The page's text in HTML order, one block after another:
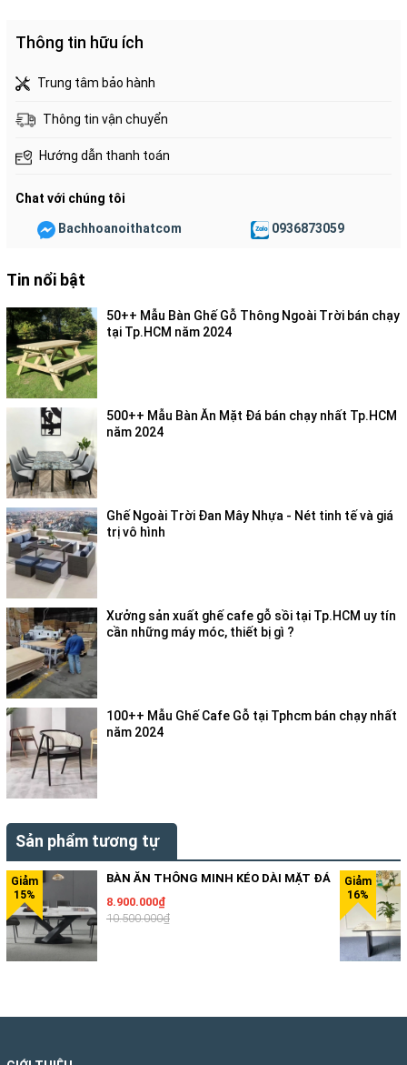
Thông tin hữu ích
Trung tâm bảo hành
Thông tin vận chuyển
Hướng dẫn thanh toán
Chat với chúng tôi
Bachhoanoithatcom 0936873059
Tin nổi bật
50++ Mẫu Bàn Ghế Gỗ Thông Ngoài Trời bán chạy
tại Tp.HCM năm 2024
500++ Mẫu Bàn Ăn Mặt Đá bán chạy nhất Tp.HCM
năm 2024
Ghế Ngoài Trời Đan Mây Nhựa - Nét tinh tế và giá
trị vô hình
Xưởng sản xuất ghế cafe gỗ sồi tại Tp.HCM uy tín
cần những máy móc, thiết bị gì ?
100++ Mẫu Ghế Cafe Gỗ tại Tphcm bán chạy nhất
năm 2024
Sản phẩm tương tự
BÀN ĂN THÔNG MINH KÉO DÀI MẶT ĐÁ
8.900.000₫
10.500.000₫